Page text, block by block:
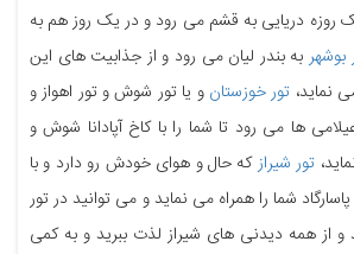
دریایی به قشم می رود و در یک روز هم به
بوشهر به بندر لیان می رود و از جذابیت های این
نماید، تور خوزستان و یا تور شوش و تور اهواز و
ها می رود تا شما را با کاخ آپادانا شوش و
تور شیرازکه حال و هوای خودش رو دارد و با
شما را همراه می نماید و می توانید در تور
و از همه دیدنی های شیراز لذت ببرید و به کمی